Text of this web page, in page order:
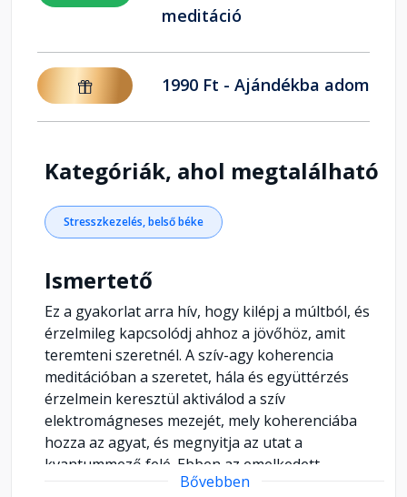
meditáció
1990 Ft - Ajándékba adom
Kategóriák, ahol megtalálható
Stresszkezelés, belső béke
Ismertető
Ez a gyakorlat arra hív, hogy kilépj a múltból, és
érzelmileg kapcsolódj ahhoz a jövőhöz, amit
teremteni szeretnél. A szív-agy koherencia
meditációban a szeretet, hála és együttérzés
érzelmein keresztül aktiválod a szív
elektromágneses mezejét, mely koherenciába
hozza az agyat, és megnyitja az utat a
kvantummező felé. Ebben az emelkedett
tudatállapotban a belső világod rezgései új
Bővebben